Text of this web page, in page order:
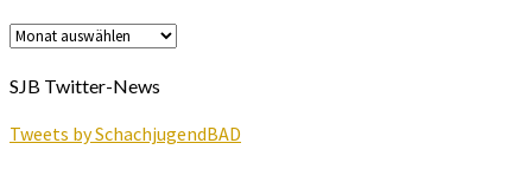
Archiv
SJB Twitter-News
Tweets by SchachjugendBAD